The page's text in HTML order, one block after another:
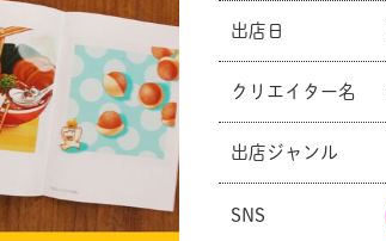
出店日
クリエイター名
出店ジャンル
SNS